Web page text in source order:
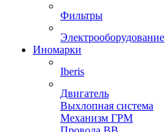
Фильтры
Электрооборудование
Иномарки
Iberis
Двигатель
Выхлопная система
Механизм ГРМ